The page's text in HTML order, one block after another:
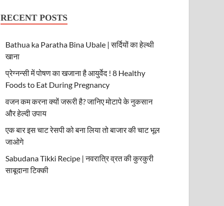
RECENT POSTS
Bathua ka Paratha Bina Ubale | सर्दियों का हेल्थी
खाना
प्रेग्नन्सी में पोषण का खजाना है आयुर्वेद ! 8 Healthy
Foods to Eat During Pregnancy
वजन कम करना क्यों जरूरी है? जानिए मोटापे के नुकसान
और हेल्दी उपाय
एक बार इस चाट रेसपी को बना लिया तो बाजार की चाट भूल
जाओगे
Sabudana Tikki Recipe | नवरात्रि व्रत की कुरकुरी
साबूदाना टिक्की